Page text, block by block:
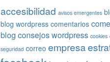
accesibilidad avisos emergentes
blog wordpress comentarios
blog consejos wordpress cookies
seguridad correo empresa